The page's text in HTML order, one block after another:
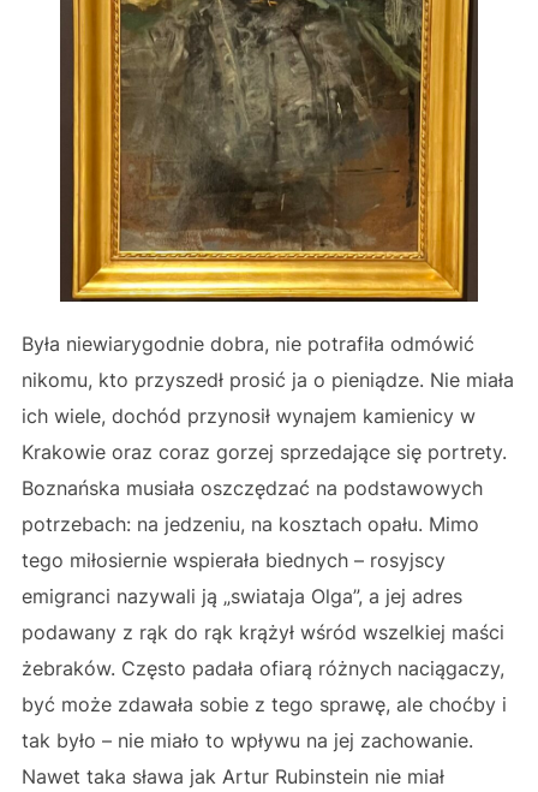
Była niewiarygodnie dobra, nie potrafiła odmówić
nikomu, kto przyszedł prosić ja o pieniądze. Nie miała
ich wiele, dochód przynosił wynajem kamienicy w
Krakowie oraz coraz gorzej sprzedające się portrety.
Boznańska musiała oszczędzać na podstawowych
potrzebach: na jedzeniu, na kosztach opału. Mimo
tego miłosiernie wspierała biednych – rosyjscy
emigranci nazywali ją „swiataja Olga”, a jej adres
podawany z rąk do rąk krążył wśród wszelkiej maści
żebraków. Często padała ofiarą różnych naciągaczy,
być może zdawała sobie z tego sprawę, ale choćby i
tak było – nie miało to wpływu na jej zachowanie.
Nawet taka sława jak Artur Rubinstein nie miał